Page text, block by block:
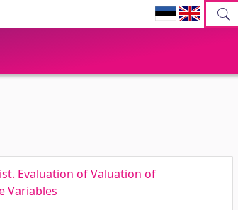
Evaluation of Valuation of
Variables